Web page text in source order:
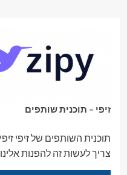
זיפי – תוכנית שותפים
תוכנית השותפים של זיפי
צריך לעשות זה להפנות אלינו...